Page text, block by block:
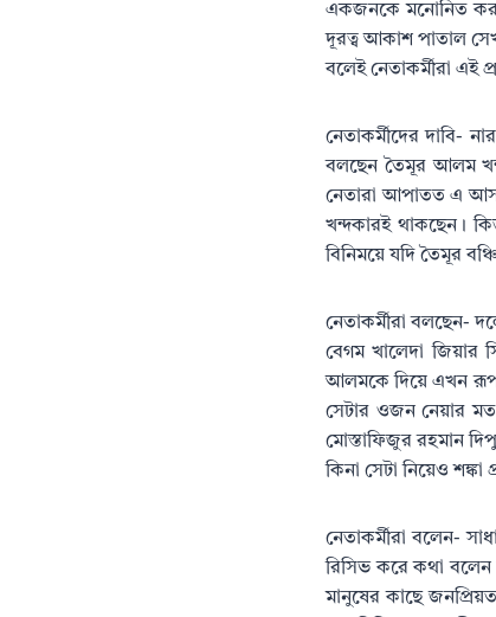
একজনকে মনোনিত করা
দূরত্ব আকাশ পাতাল
বলেই নেতাকর্মীরা এই
নেতাকর্মীদের দাবি-
বলছেন তৈমূর আলম
নেতারা আপাতত এ
খন্দকারই থাকছেন।
বিনিময়ে যদি তৈমূর
নেতাকর্মীরা বলছেন-
বেগম খালেদা জিয়ার
আলমকে দিয়ে এখন
সেটার ওজন নেয়ার
মোস্তাফিজুর রহমান
কিনা সেটা নিয়েও শঙ্কা
নেতাকর্মীরা বলেন-
রিসিভ করে কথা বলেন
মানুষের কাছে